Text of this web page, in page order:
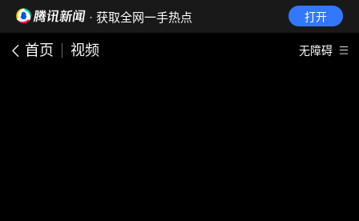
· 获取全网一手热点 打开
首页 视频 无障碍